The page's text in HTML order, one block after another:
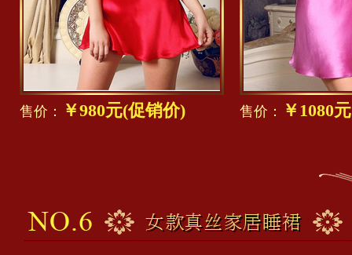
售价： ￥980元(促销价) 售价： ￥1080